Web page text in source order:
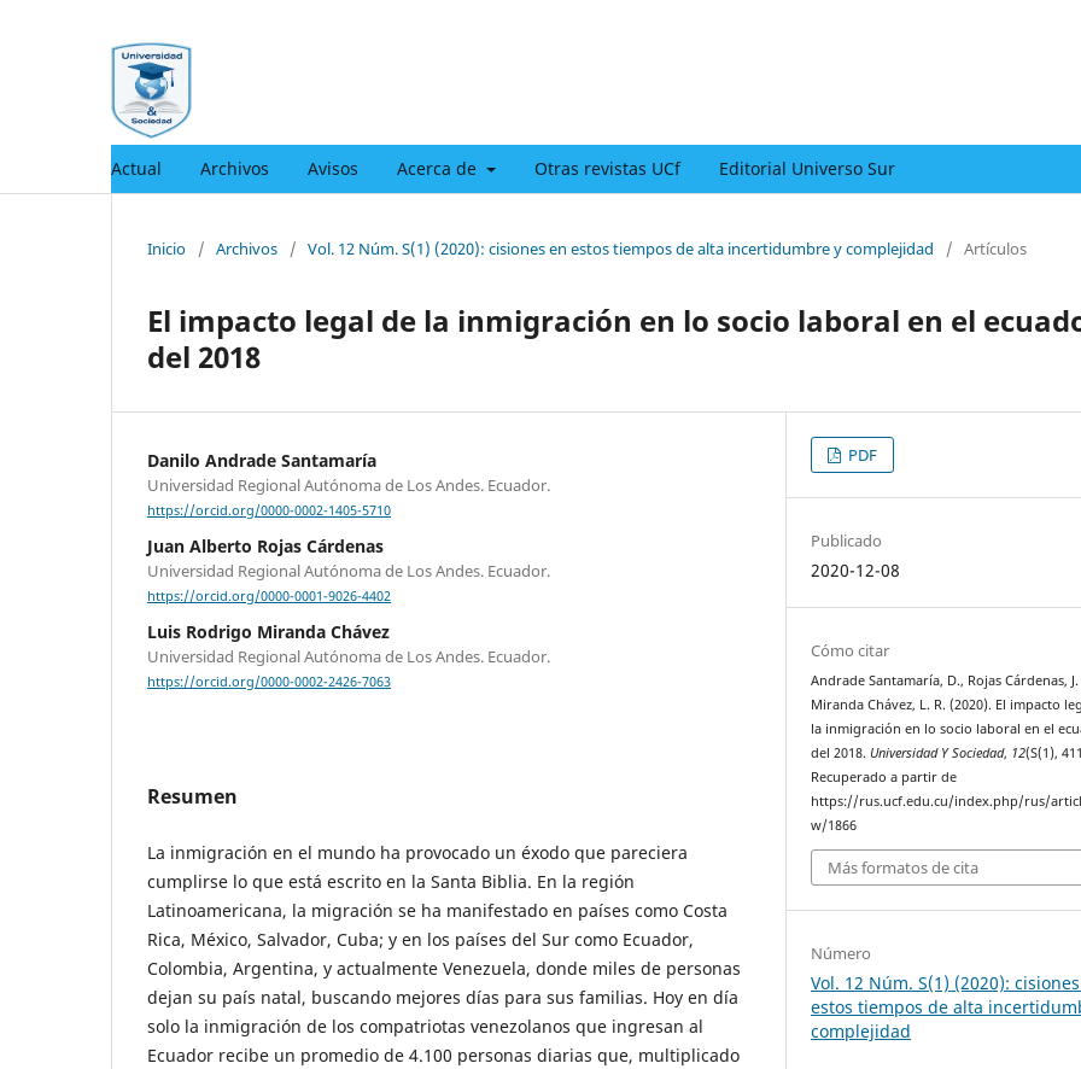
Actual Archivos Avisos Acerca de Otras revistas UCf Editorial Universo Sur
Inicio / Archivos / Vol. 12 Núm. S(1) (2020): cisiones en estos tiempos de alta incertidumbre y complejidad / Artículos
El impacto legal de la inmigración en lo socio laboral en el
del 2018
Danilo Andrade Santamaría
Universidad Regional Autónoma de Los Andes. Ecuador.
https://orcid.org/0000-0002-1405-5710
Juan Alberto Rojas Cárdenas
Universidad Regional Autónoma de Los Andes. Ecuador.
https://orcid.org/0000-0001-9026-4402
Luis Rodrigo Miranda Chávez
Universidad Regional Autónoma de Los Andes. Ecuador.
https://orcid.org/0000-0002-2426-7063
Resumen
La inmigración en el mundo ha provocado un éxodo que pareciera
cumplirse lo que está escrito en la Santa Biblia. En la región
Latinoamericana, la migración se ha manifestado en países como Costa
Rica, México, Salvador, Cuba; y en los países del Sur como Ecuador,
Colombia, Argentina, y actualmente Venezuela, donde miles de personas
dejan su país natal, buscando mejores días para sus familias. Hoy en día
solo la inmigración de los compatriotas venezolanos que ingresan al
Ecuador recibe un promedio de 4.100 personas diarias que, multiplicado
PDF
Publicado
2020-12-08
Cómo citar
Andrade Santamaría, D., Rojas Cárdenas,
Miranda Chávez, L. R. (2020). El impacto
la inmigración en lo socio laboral en el
del 2018. Universidad Y Sociedad, 12(S(1),
Recuperado a partir de
https://rus.ucf.edu.cu/index.php/rus/
w/1866
Más formatos de cita
Número
Vol. 12 Núm. S(1) (2020):
estos tiempos de alta
complejidad